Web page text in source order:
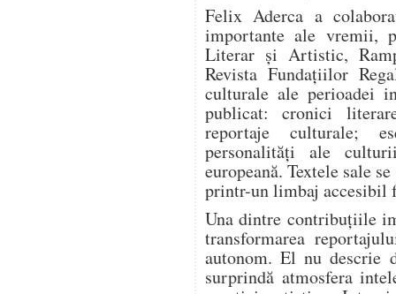
Felix Aderca a
importante ale vremii,
Literar și Artistic,
Revista Fundațiilor
culturale ale perioadei
publicat: cronici
reportaje culturale;
personalități ale
europeană. Textele sale
printr-un limbaj accesibil
Una dintre contribuțiile
transformarea
autonom. El nu descrie
surprindă atmosfera